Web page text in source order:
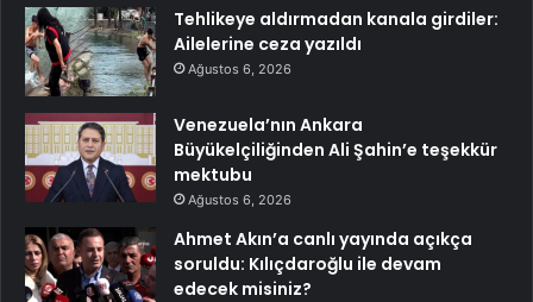
Tehlikeye aldırmadan kanala girdiler:
Ailelerine ceza yazıldı
Ağustos 6, 2026
Venezuela’nın Ankara
Büyükelçiliğinden Ali Şahin’e teşekkür
mektubu
Ağustos 6, 2026
Ahmet Akın’a canlı yayında açıkça
soruldu: Kılıçdaroğlu ile devam
edecek misiniz?